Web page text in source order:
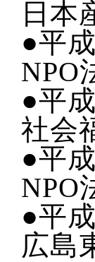
日本
●平
NPO
●平
社会
●平
NPO
●平
広島